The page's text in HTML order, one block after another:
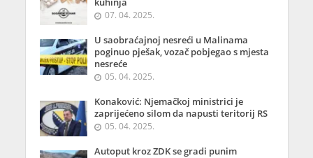
kuhinja
07. 04. 2025.
U saobraćajnoj nesreći u Malinama
poginuo pješak, vozač pobjegao s mjesta
nesreće
05. 04. 2025.
Konaković: Njemačkoj ministrici je
zaprijećeno silom da napusti teritorij RS
05. 04. 2025.
Autoput kroz ZDK se gradi punim